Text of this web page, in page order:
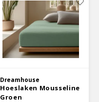
Dreamhouse
Hoeslaken Mousseline
Groen